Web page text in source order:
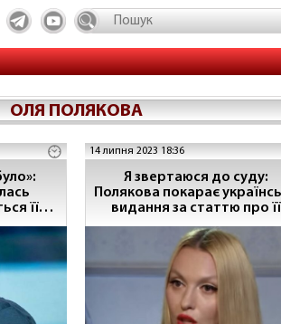
ОЛЯ ПОЛЯКОВА
її
14 липня 2023 18:36
Я звертаюся до суду:
Полякова покарає
видання за статтю про її
доньку